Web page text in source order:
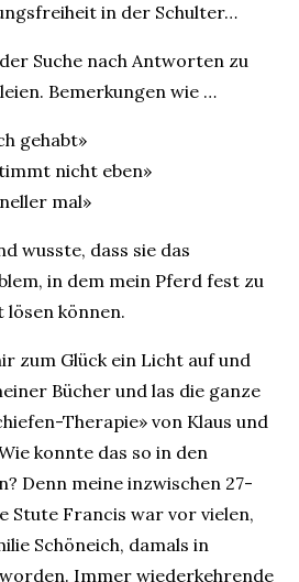
in der Schulter…
Suche nach Antworten zu
Bemerkungen wie …
gehabt»
nicht eben»
mal»
wusste, dass sie das
in dem mein Pferd fest zu
lösen können.
zum Glück ein Licht auf und
Bücher und las die ganze
Therapie» von Klaus und
konnte das so in den
Denn meine inzwischen 27-
Stute Francis war vor vielen,
Schöneich, damals in
Immer wiederkehrende